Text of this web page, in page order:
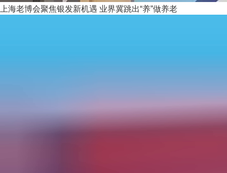
上海老博会聚焦银发新机遇 业界冀跳出“养”做养老